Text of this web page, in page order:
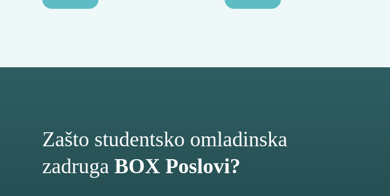
Zašto studentsko omladinska
zadruga BOX Poslovi?